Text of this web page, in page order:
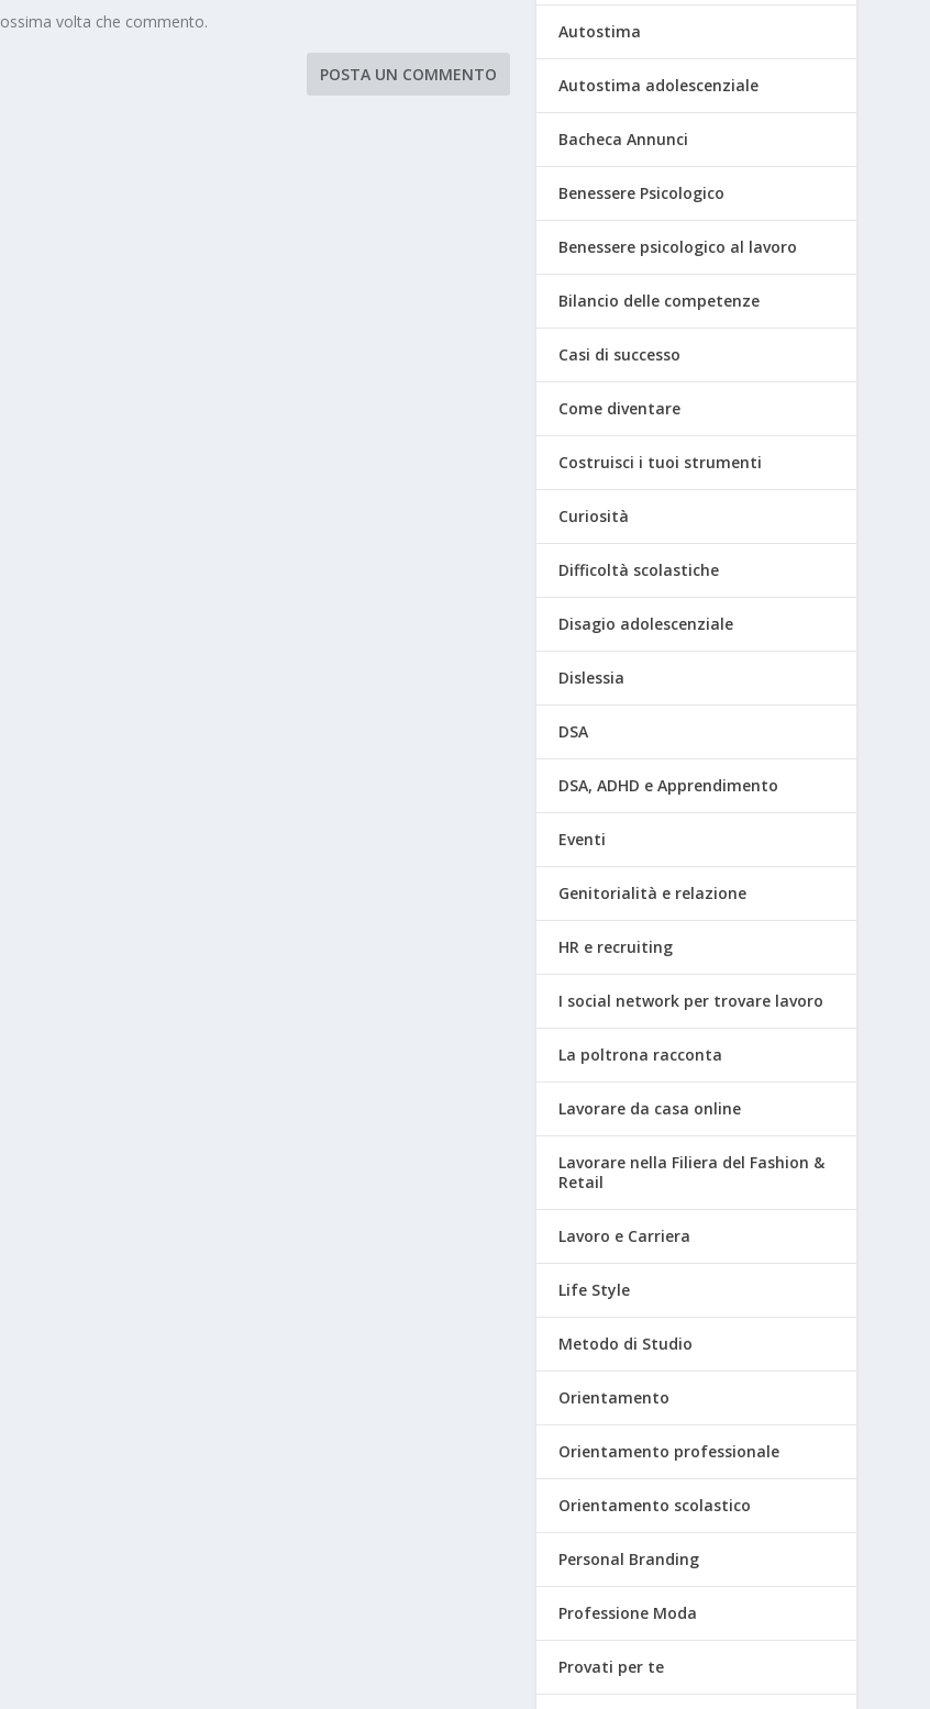
volta che commento. Autostima
Autostima adolescenziale
Bacheca Annunci
Benessere Psicologico
Benessere psicologico al lavoro
Bilancio delle competenze
Casi di successo
Come diventare
Costruisci i tuoi strumenti
Curiosità
Difficoltà scolastiche
Disagio adolescenziale
Dislessia
DSA
DSA, ADHD e Apprendimento
Eventi
Genitorialità e relazione
HR e recruiting
I social network per trovare lavoro
La poltrona racconta
Lavorare da casa online
Lavorare nella Filiera del Fashion &
Retail
Lavoro e Carriera
Life Style
Metodo di Studio
Orientamento
Orientamento professionale
Orientamento scolastico
Personal Branding
Professione Moda
Provati per te